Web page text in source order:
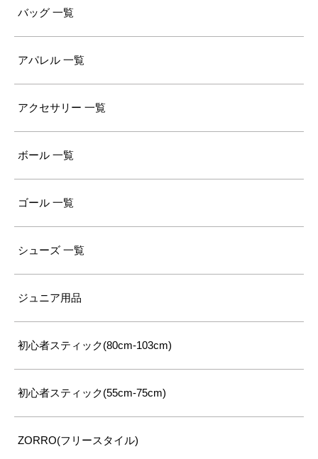
バッグ 一覧
アパレル 一覧
アクセサリー 一覧
ボール 一覧
ゴール 一覧
シューズ 一覧
ジュニア用品
初心者スティック(80cm-103cm)
初心者スティック(55cm-75cm)
ZORRO(フリースタイル)